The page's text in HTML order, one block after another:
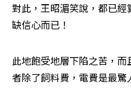
對此，王昭湄笑說，都已
缺信心而已！
此地飽受地層下陷之苦，
者除了飼料費，電費是最